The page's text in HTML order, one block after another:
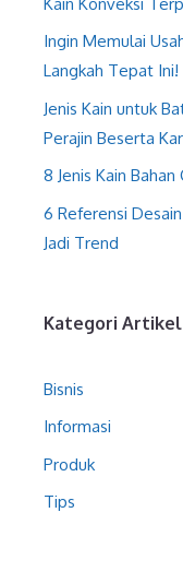
Ingin Memulai
Langkah Tepat Ini!
Jenis Kain untuk
Perajin Beserta
8 Jenis Kain
6 Referensi
Jadi Trend
Kategori Artikel
Bisnis
Informasi
Produk
Tips